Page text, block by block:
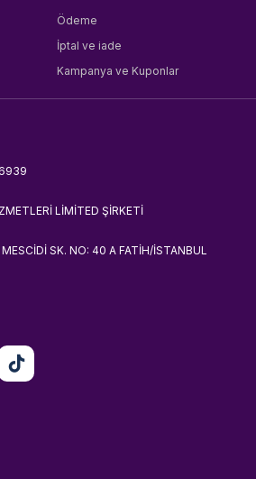
Ödeme
İptal ve iade
Kampanya ve Kuponlar
LİMİTED ŞİRKETİ
SK. NO: 40 A FATİH/İSTANBUL